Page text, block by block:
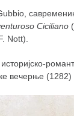
Ciciliano
Nott).
вечерње (1282)